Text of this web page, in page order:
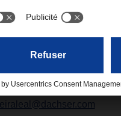
(BE) et Thoune a
(BE) suivra